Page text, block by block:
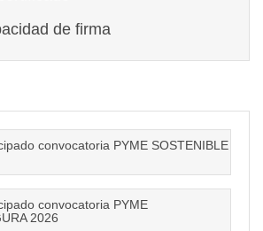
de firma
convocatoria PYME SOSTENIBLE
convocatoria PYME
2026